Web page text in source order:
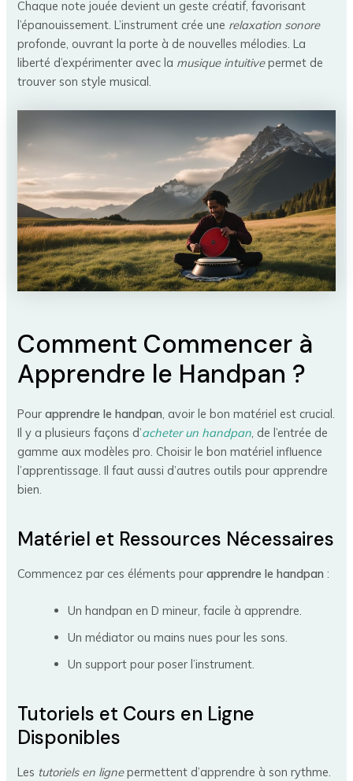
Chaque note jouée devient un geste créatif, favorisant
l’épanouissement. L’instrument crée une relaxation sonore
profonde, ouvrant la porte à de nouvelles mélodies. La
liberté d’expérimenter avec la musique intuitivepermet de
trouver son style musical.
Comment Commencer à
Apprendre le Handpan ?
Pourapprendre le handpan , avoir le bon matériel est crucial.
Il y a plusieurs façons d’acheter un handpan , de l’entrée de
gamme aux modèles pro. Choisir le bon matériel influence
l’apprentissage. Il faut aussi d’autres outils pour apprendre
bien.
Matériel et Ressources Nécessaires
Commencez par ces éléments pourapprendre le handpan :
Un handpan en D mineur, facile à apprendre.
Un médiator ou mains nues pour les sons.
Un support pour poser l’instrument.
Tutoriels et Cours en Ligne
Disponibles
Les tutoriels en lignepermettent d’apprendre à son rythme.